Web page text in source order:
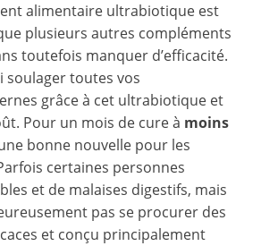
alimentaire ultrabiotique est
plusieurs autres compléments
toutefois manquer d’efficacité.
soulager toutes vos
grâce à cet ultrabiotique et
Pour un mois de cure à moins
une bonne nouvelle pour les
certaines personnes
et de malaises digestifs, mais
pas se procurer des
et conçu principalement